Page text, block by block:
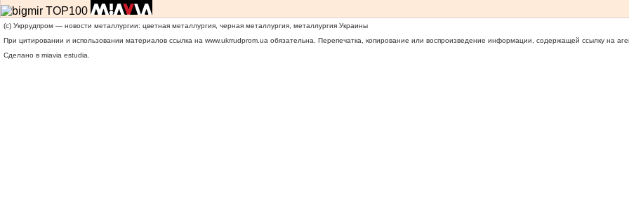
(c) Укррудпром — новости металлургии: цветная металлургия, черная металлургия, металлургия Украины
При цитировании и использовании материалов ссылка на www.ukrrudprom.ua обязательна. Перепечатка, копирование или воспроизведение информации, содержащей ссылку на
Сделано в miavia estudia.